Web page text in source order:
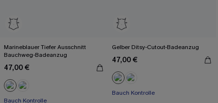
Marineblauer Tiefer Ausschnitt
Bauchweg-Badeanzug
47,00 €
Bauch Kontrolle
Gelber Ditsy-Cutout-Badeanzug
47,00 €
Bauch Kontrolle